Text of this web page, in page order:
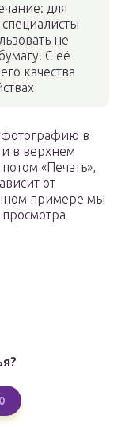
для
не
С её
качества
в
в верхнем
«Печать»,
от
примере мы
0